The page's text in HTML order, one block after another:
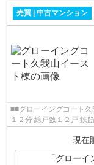
売買 | 中古マンション
■■グローイングコート久我山イースト棟
１２分 総戸数１２戸 鉄筋コンクリート造３階建 平成１３年８月完成 ■■周辺
現在
「グロー